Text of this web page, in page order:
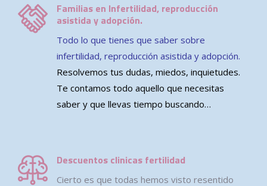
Familias en Infertilidad, reproducción
asistida y adopción.
Todo lo que tienes que saber sobre
infertilidad, reproducción asistida y adopción.
Resolvemos tus dudas, miedos, inquietudes.
Te contamos todo aquello que necesitas
saber y que llevas tiempo buscando…
Descuentos clinicas fertilidad
Cierto es que todas hemos visto resentido